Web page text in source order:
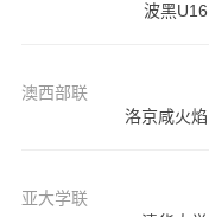
波黑U16
澳西部联
洛京咸火焰
亚大学联